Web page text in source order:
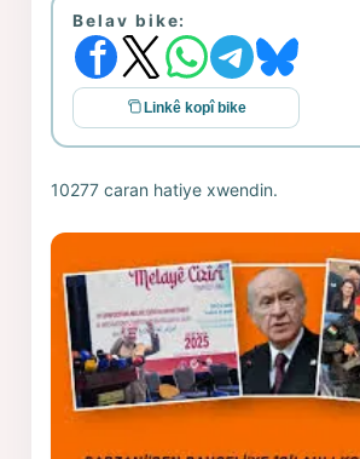
Belav bike:
Linkê kopî bike
10277 caran hatiye xwendin.